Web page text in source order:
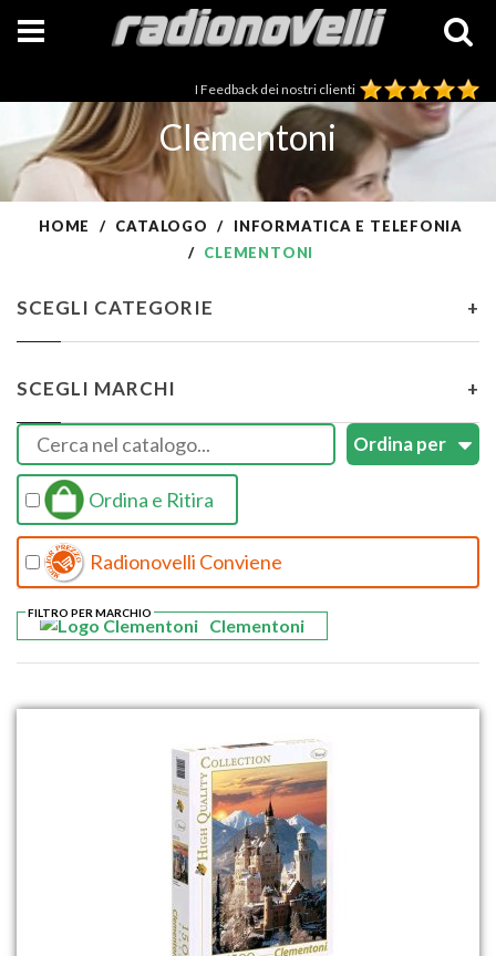
I Feedback dei nostri clienti
Clementoni
HOME CATALOGO
INFORMATICA E TELEFONIA
CLEMENTONI
SCEGLI CATEGORIE +
SCEGLI MARCHI +
Ordina e Ritira
Radionovelli Conviene
Clementoni
FILTRO PER MARCHIO